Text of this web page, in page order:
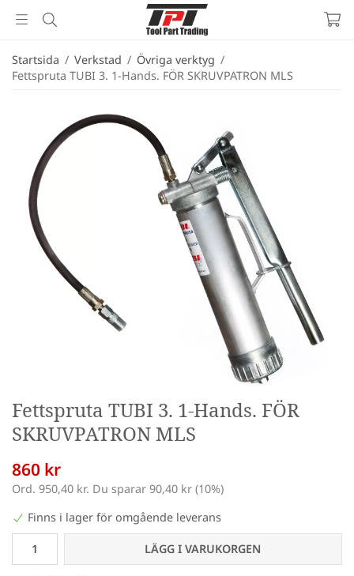
Startsida / Verkstad / Övriga verktyg /
Fettspruta TUBI 3. 1-Hands. FÖR SKRUVPATRON MLS
Fettspruta TUBI 3. 1-Hands. FÖR
SKRUVPATRON MLS
860 kr
Ord. 950,40 kr. Du sparar 90,40 kr (10%)
Finns i lager för omgående leverans
LÄGG I VARUKORGEN